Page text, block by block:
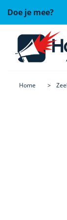
Doe je mee?
Home